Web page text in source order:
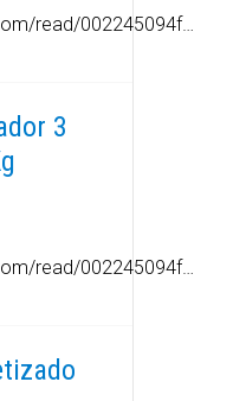
read/002245094f…
3
read/002245094f…